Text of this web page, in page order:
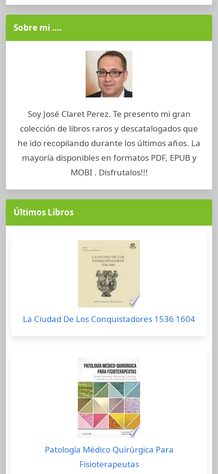
Sobre mi ….
Soy José Claret Perez. Te presento mi gran
colección de libros raros y descatalogados que
he ido recopilando durante los últimos años. La
mayoría disponibles en formatos PDF, EPUB y
MOBI . Disfrutalos!!!
Últimos Libros
La Ciudad De Los Conquistadores 1536 1604
Patología Médico Quirúrgica Para
Fisioterapeutas